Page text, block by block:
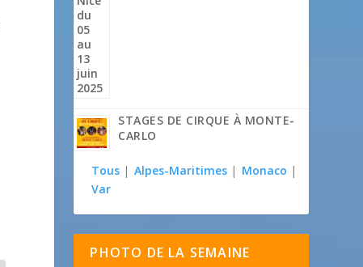
STAGES DE CIRQUE À MONTE-
CARLO
Tous | Alpes-Maritimes | Monaco |
Var
PHOTO DE LA SEMAINE